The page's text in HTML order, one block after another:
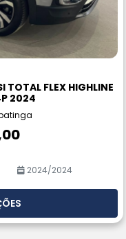
FLEX HIGHLINE
2024
2024/2024